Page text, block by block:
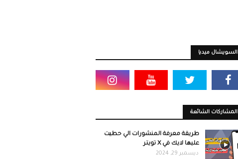
السويشال ميديا
المشاركات الشائعة
طريقة معرفة المنشورات الي حطيت
عليها لايك في X تويتر
ديسمبر 29, 2024